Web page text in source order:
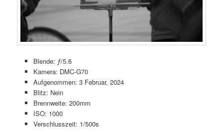
Blende: ƒ/5.6
Kamera: DMC-G70
Aufgenommen: 3 Februar, 2024
Blitz: Nein
Brennweite: 200mm
ISO: 1000
Verschlusszeit: 1/500s